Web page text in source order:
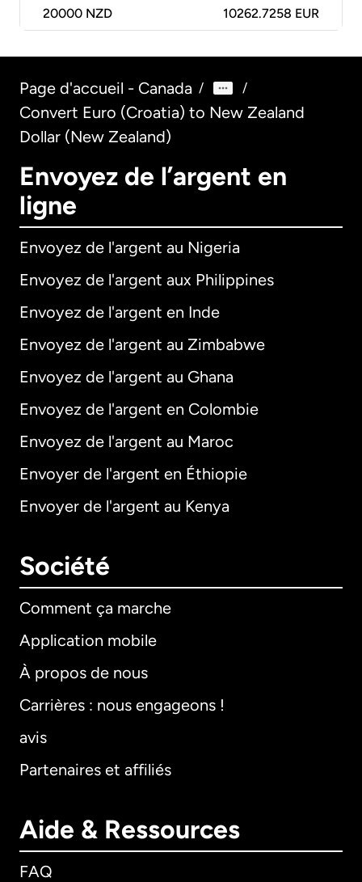
20000 NZD 10262.7258 EUR
Page d'accueil - Canada / /
Convert Euro (Croatia) to New Zealand
Dollar (New Zealand)
Envoyez de l’argent en
ligne
Envoyez de l'argent au Nigeria
Envoyez de l'argent aux Philippines
Envoyez de l'argent en Inde
Envoyez de l'argent au Zimbabwe
Envoyez de l'argent au Ghana
Envoyez de l'argent en Colombie
Envoyez de l'argent au Maroc
Envoyer de l'argent en Éthiopie
Envoyer de l'argent au Kenya
Société
Comment ça marche
Application mobile
À propos de nous
Carrières : nous engageons !
avis
Partenaires et affiliés
Aide & Ressources
FAQ